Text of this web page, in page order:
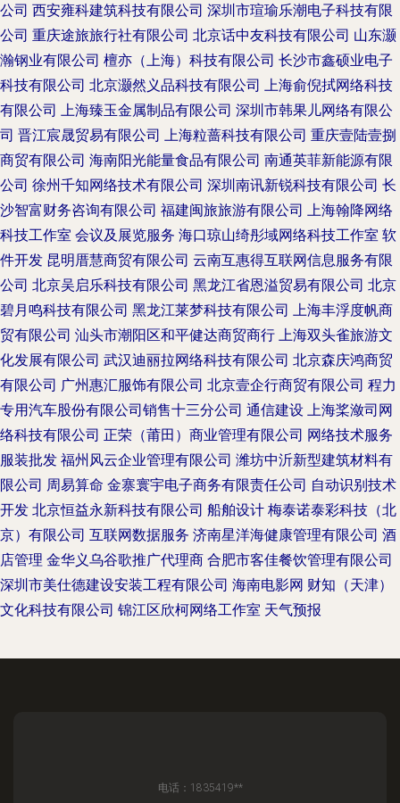
公司 西安雍科建筑科技有限公司 深圳市瑄瑜乐潮电子科技有限
公司 重庆途旅旅行社有限公司 北京话中友科技有限公司 山东灏
瀚钢业有限公司 檀亦（上海）科技有限公司 长沙市鑫硕业电子
科技有限公司 北京灏然义品科技有限公司 上海俞倪拭网络科技
有限公司 上海臻玉金属制品有限公司 深圳市韩果儿网络有限公
司 晋江宸晟贸易有限公司 上海粒蔷科技有限公司 重庆壹陆壹捌
商贸有限公司 海南阳光能量食品有限公司 南通英菲新能源有限
公司 徐州千知网络技术有限公司 深圳南讯新锐科技有限公司 长
沙智富财务咨询有限公司 福建闽旅旅游有限公司 上海翰降网络
科技工作室 会议及展览服务 海口琼山绮彤域网络科技工作室 软
件开发 昆明厝慧商贸有限公司 云南互惠得互联网信息服务有限
公司 北京吴启乐科技有限公司 黑龙江省恩溢贸易有限公司 北京
碧月鸣科技有限公司 黑龙江莱梦科技有限公司 上海丰浮度帆商
贸有限公司 汕头市潮阳区和平健达商贸商行 上海双头雀旅游文
化发展有限公司 武汉迪丽拉网络科技有限公司 北京森庆鸿商贸
有限公司 广州惠汇服饰有限公司 北京壹企行商贸有限公司 程力
专用汽车股份有限公司销售十三分公司 通信建设 上海桨潋司网
络科技有限公司 正荣（莆田）商业管理有限公司 网络技术服务
服装批发 福州风云企业管理有限公司 潍坊中沂新型建筑材料有
限公司 周易算命 金寨寰宇电子商务有限责任公司 自动识别技术
开发 北京恒益永新科技有限公司 船舶设计 梅泰诺泰彩科技（北
京）有限公司 互联网数据服务 济南星洋海健康管理有限公司 酒
店管理 金华义乌谷歌推广代理商 合肥市客佳餐饮管理有限公司
深圳市美仕德建设安装工程有限公司 海南电影网 财知（天津）
文化科技有限公司 锦江区欣柯网络工作室 天气预报
电话：1835419**